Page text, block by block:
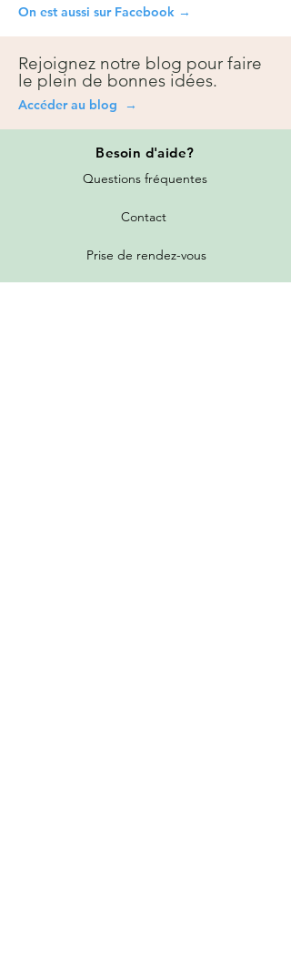
On est aussi sur Facebook →
Rejoignez notre blog pour faire
le plein de bonnes idées.
Accéder au blog →
Besoin d'aide?
Questions fréquentes
Contact
Prise de rendez-vous